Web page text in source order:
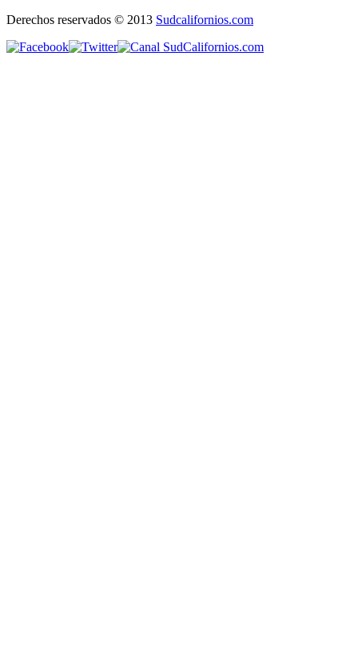
Derechos reservados © 2013 Sudcalifornios.com